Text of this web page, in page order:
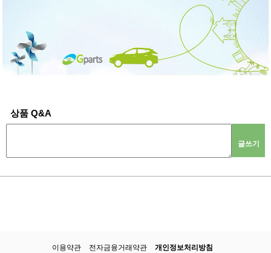
상품 Q&A
글쓰기
이용약관 전자금융거래약관 개인정보처리방침